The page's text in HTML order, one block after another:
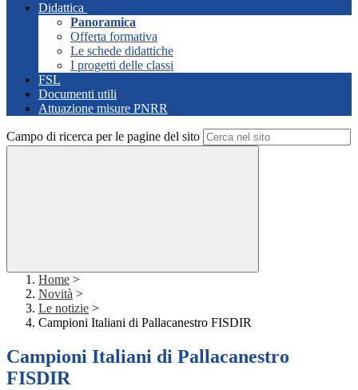
Didattica
Panoramica
Offerta formativa
Le schede didattiche
I progetti delle classi
FSL
Documenti utili
Attuazione misure PNRR
Campo di ricerca per le pagine del sito
Home >
Novità >
Le notizie >
Campioni Italiani di Pallacanestro FISDIR
Campioni Italiani di Pallacanestro
FISDIR